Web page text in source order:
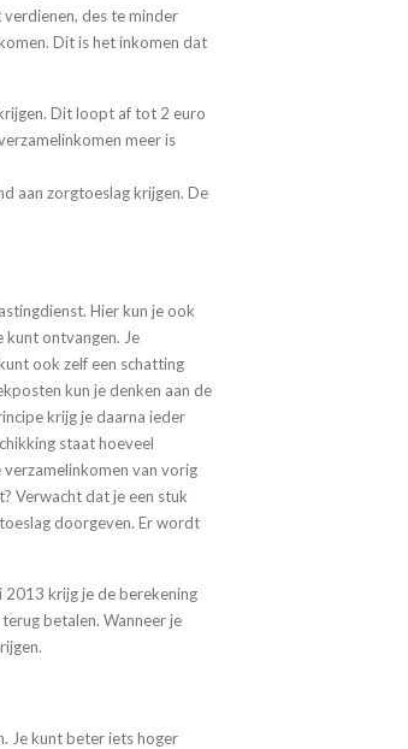
verdienen, des te minder
Dit is het inkomen dat
Dit loopt af tot 2 euro
meer is
aan zorgtoeslag krijgen. De
Hier kun je ook
kunt ontvangen. Je
ook zelf een schatting
kun je denken aan de
krijg je daarna ieder
staat hoeveel
van vorig
Verwacht dat je een stuk
doorgeven. Er wordt
2013 krijg je de berekening
betalen. Wanneer je
Je kunt beter iets hoger